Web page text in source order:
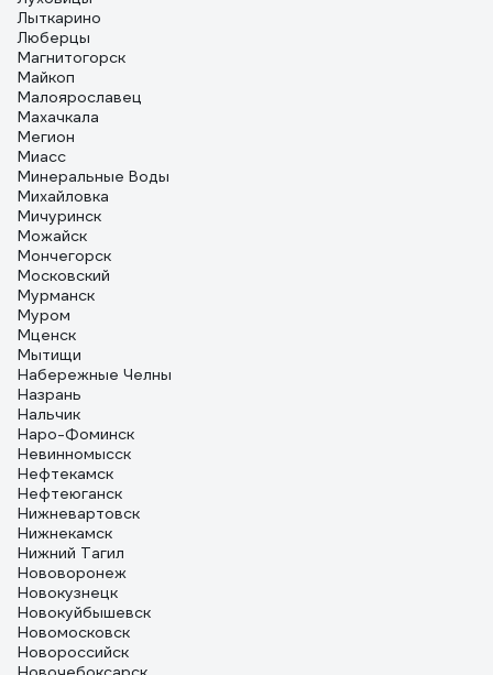
Лыткарино
Люберцы
Магнитогорск
Майкоп
Малоярославец
Махачкала
Мегион
Миасс
Минеральные Воды
Михайловка
Мичуринск
Можайск
Мончегорск
Московский
Мурманск
Муром
Мценск
Мытищи
Набережные Челны
Назрань
Нальчик
Наро-Фоминск
Невинномысск
Нефтекамск
Нефтеюганск
Нижневартовск
Нижнекамск
Нижний Тагил
Нововоронеж
Новокузнецк
Новокуйбышевск
Новомосковск
Новороссийск